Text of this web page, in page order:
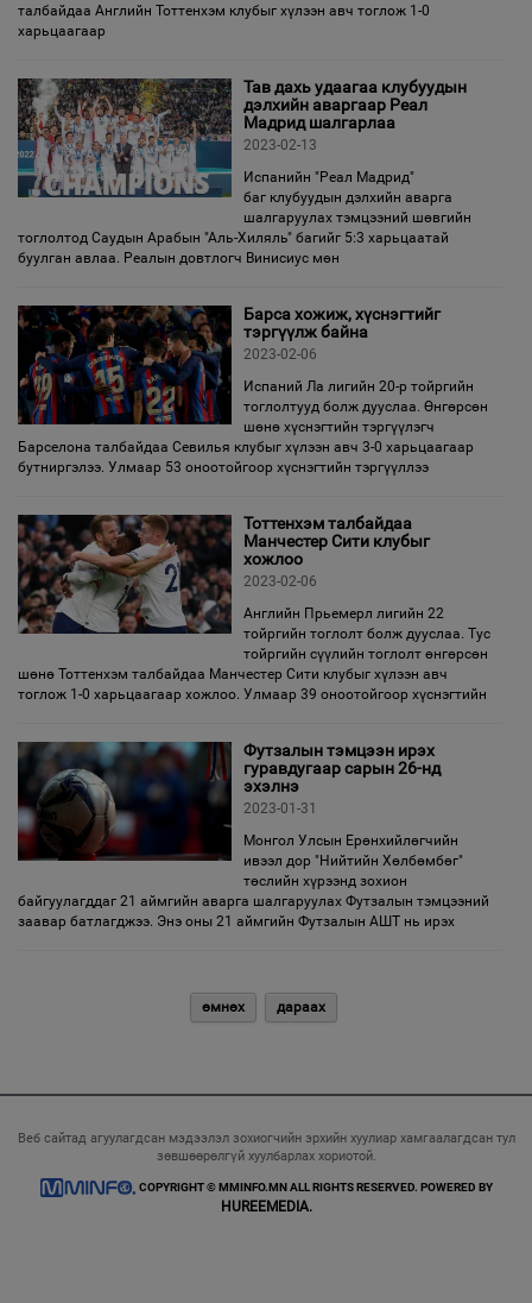
талбайдаа Английн Тоттенхэм клубыг хүлээн авч тоглож 1-0
харьцаагаар
Тав дахь удаагаа клубуудын
дэлхийн аваргаар Реал
Мадрид шалгарлаа
2023-02-13
Испанийн "Реал Мадрид"
баг клубуудын дэлхийн аварга
шалгаруулах тэмцээний шөвгийн
тоглолтод Саудын Арабын "Аль-Хиляль" багийг 5:3 харьцаатай
буулган авлаа. Реалын довтлогч Винисиус мөн
Барса хожиж, хүснэгтийг
тэргүүлж байна
2023-02-06
Испаний Ла лигийн 20-р тойргийн
тоглолтууд болж дууслаа. Өнгөрсөн
шөнө хүснэгтийн тэргүүлэгч
Барселона талбайдаа Севилья клубыг хүлээн авч 3-0 харьцаагаар
бутниргэлээ. Улмаар 53 оноотойгоор хүснэгтийн тэргүүллээ
Тоттенхэм талбайдаа
Манчестер Сити клубыг
хожлоо
2023-02-06
Английн Прьемерл лигийн 22
тойргийн тоглолт болж дууслаа. Тус
тойргийн сүүлийн тоглолт өнгөрсөн
шөнө Тоттенхэм талбайдаа Манчестер Сити клубыг хүлээн авч
тоглож 1-0 харьцаагаар хожлоо. Улмаар 39 оноотойгоор хүснэгтийн
Футзалын тэмцээн ирэх
гуравдугаар сарын 26-нд
эхэлнэ
2023-01-31
Монгол Улсын Ерөнхийлөгчийн
ивээл дор "Нийтийн Хөлбөмбөг"
төслийн хүрээнд зохион
байгуулагддаг 21 аймгийн аварга шалгаруулах Футзалын тэмцээний
заавар батлагджээ. Энэ оны 21 аймгийн Футзалын АШТ нь ирэх
өмнөх дараах
Веб сайтад агуулагдсан мэдээлэл зохиогчийн эрхийн хуулиар хамгаалагдсан тул
зөвшөөрөлгүй хуулбарлах хориотой.
COPYRIGHT © MMINFO.MN ALL RIGHTS RESERVED. POWERED BY
HUREEMEDIA.